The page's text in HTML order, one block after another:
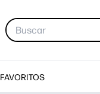
FAVORITOS